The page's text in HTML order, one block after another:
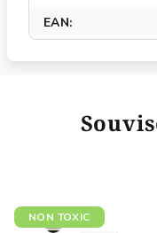
EAN:
NON TOXIC